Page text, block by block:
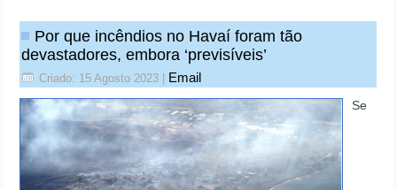
Por que incêndios no Havaí foram tão
devastadores, embora ‘previsíveis’
Criado: 15 Agosto 2023 Email
Se